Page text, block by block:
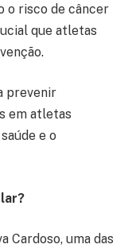
o risco de câncer
que atletas
prevenir
em atletas
e o
Cardoso, uma das